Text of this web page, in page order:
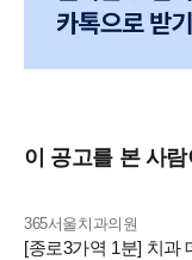
✔ 구강스캐너 도입
연세대 세브란스 출
신입 선생님들도 기
현재 진료실은2~10
이 공고를 본 사
365서울치과의원
[종로3가역 1분] 치과